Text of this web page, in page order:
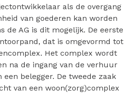
als de overgang
van goederen kan worden
de AG is dit mogelijk. De eerste
dat is omgevormd tot
Het complex wordt
na de ingang van de verhuur
een belegger. De tweede zaak
van een woon(zorg)complex